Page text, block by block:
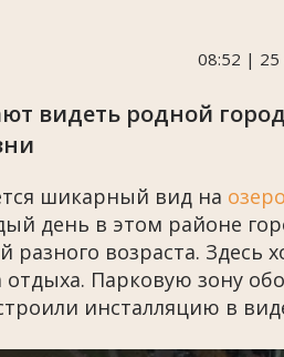
08:52 | 25
видеть родной
шикарный вид на
день в этом районе
разного возраста. Здесь
Парковую зону
инсталляцию в